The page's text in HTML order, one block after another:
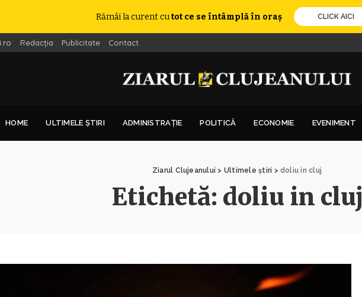
Rămâi la curent cutot ce se întâmplă în oraș CLICK AICI
Redacția Publicitate Contact
HOME ULTIMELE ȘTIRI ADMINISTRAȚIE POLITICĂ ECONOMIE EVENIMENT
Ziarul Clujeanului > Ultimele știri >doliu in cluj
Etichetă: doliu in cluj